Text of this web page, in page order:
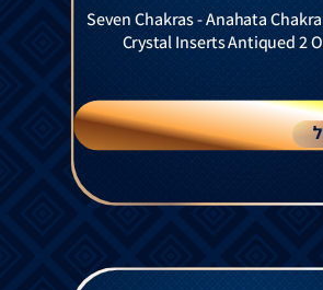
Seven Chakras - Anahata
Crystal Inserts Antiqued 2